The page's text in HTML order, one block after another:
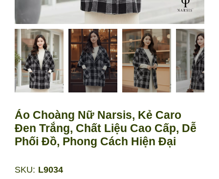
Áo Choàng Nữ Narsis, Kẻ Caro
Đen Trắng, Chất Liệu Cao Cấp, Dễ
Phối Đồ, Phong Cách Hiện Đại
SKU: L9034